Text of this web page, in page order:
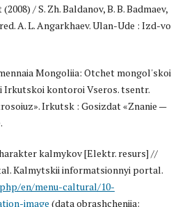
/ S. Zh. Baldanov, B. B. Badmaev,
A. L. Angarkhaev. Ulan-Ude : Izd-vo
Mongoliia: Otchet mongol'skoi
Irkutskoi kontoroi Vseros. tsentr.
Irkutsk : Gosizdat «Znanie —
kalmykov [Elektr. resurs] //
Kalmytskii informatsionnyi portal.
en/menu-caltural/10-
image (data obrashcheniia: